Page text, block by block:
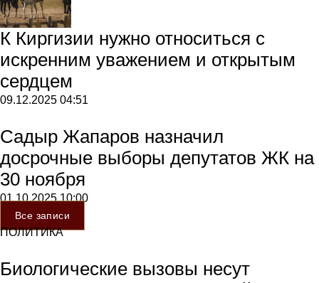
К Киргизии нужно относиться с
искренним уважением и открытым
сердцем
09.12.2025 04:51
Садыр Жапаров назначил
досрочные выборы депутатов ЖК на
30 ноября
01.10.202510:00
Все записи
ПОЛИТИКА
Биологические вызовы несут